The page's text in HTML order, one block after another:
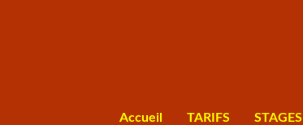
Accueil TARIFS STAGES